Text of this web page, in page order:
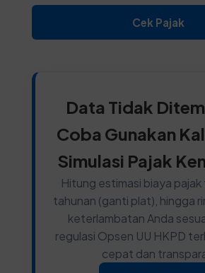
Cek Pajak
Data Tidak
Coba Gunakan
Simulasi Pajak
Hitung estimasi biaya pajak
tahunan (ganti plat), hingga
keterlambatan Anda
regulasi Opsen UU HKPD
cepat dan